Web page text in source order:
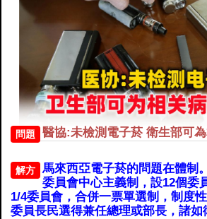
問題 醫協:未檢測電子菸 衛生部可
解方
馬來西亞電子菸的問題在體制
委員會中心主義制，設12個委
1/4委員會，合併一票單選制，制度性
委員長民選得兼任總理或部長，諸如